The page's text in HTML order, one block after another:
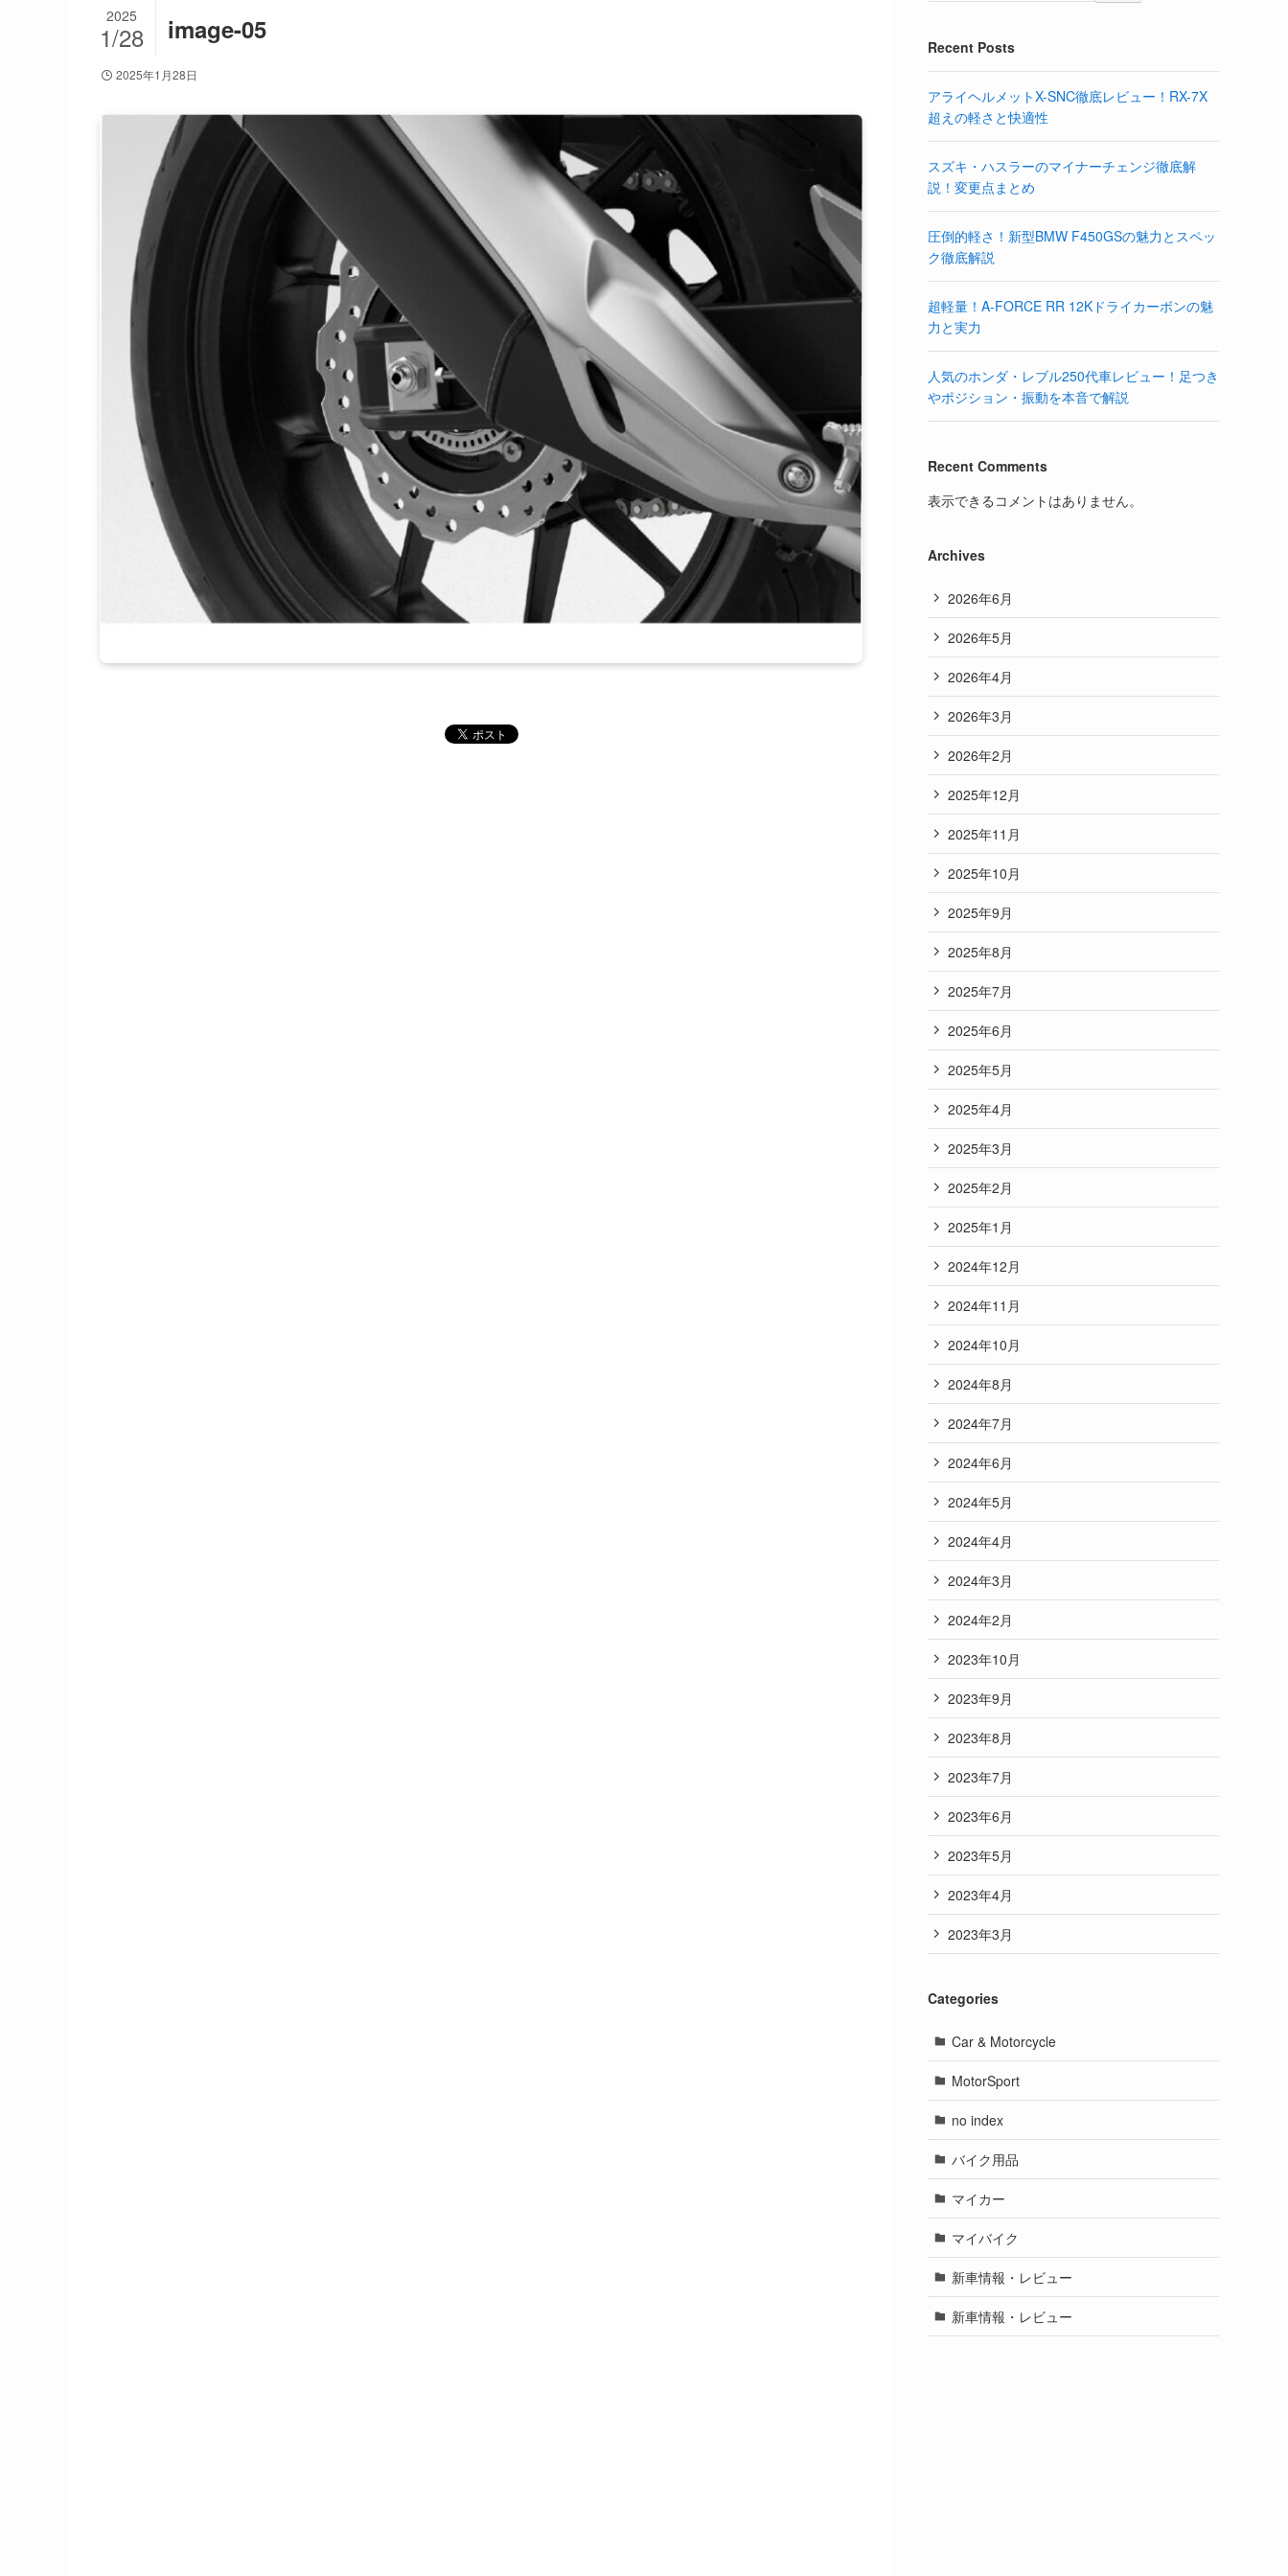
image-05
2025
1/28
2025年1月28日
Recent Posts
アライヘルメットX-SNC徹底レビュー！RX-7X
超えの軽さと快適性
スズキ・ハスラーのマイナーチェンジ徹底解
説！変更点まとめ
圧倒的軽さ！新型BMW F450GSの魅力とスペッ
ク徹底解説
超軽量！A-FORCE RR 12Kドライカーボンの魅
力と実力
人気のホンダ・レブル250代車レビュー！足つき
やポジション・振動を本音で解説
Recent Comments
表示できるコメントはありません。
Archives
2026年6月
2026年5月
2026年4月
2026年3月
2026年2月
2025年12月
2025年11月
2025年10月
2025年9月
2025年8月
2025年7月
2025年6月
2025年5月
2025年4月
2025年3月
2025年2月
2025年1月
2024年12月
2024年11月
2024年10月
2024年8月
2024年7月
2024年6月
2024年5月
2024年4月
2024年3月
2024年2月
2023年10月
2023年9月
2023年8月
2023年7月
2023年6月
2023年5月
2023年4月
2023年3月
Categories
Car & Motorcycle
MotorSport
no index
バイク用品
マイカー
マイバイク
新車情報・レビュー
新車情報・レビュー